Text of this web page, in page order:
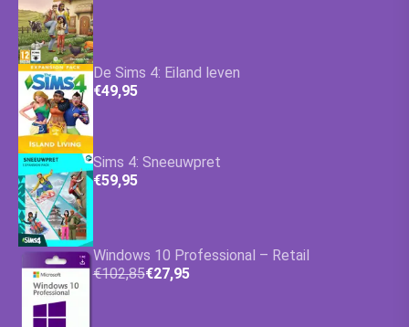
De Sims 4: Eiland leven
€49,95
Sims 4: Sneeuwpret
€59,95
Windows 10 Professional – Retail
€102,85€27,95